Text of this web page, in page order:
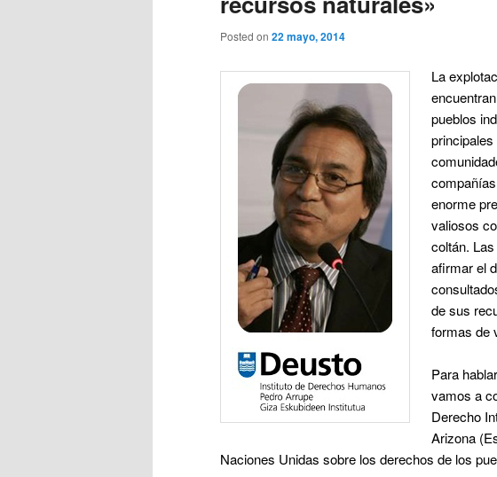
Posted on 22 mayo, 2014
La
pueblos
enorme
valiosos
coltán.
afirmar el
de sus
formas de
Para
vamos a
Derecho
Arizona
Naciones Unidas sobre los derechos de los